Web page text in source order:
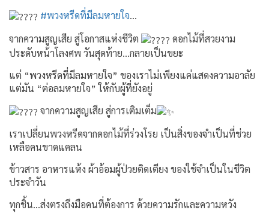
#พวงหรีดที่มีลมหายใจ…
จากความสูญเสีย สู่โอกาสแห่งชีวิต
ดอกไม้ที่สวยงาม
ประดับหน้าโลงศพ วันสุดท้าย…กลายเป็นขยะ
แต่ “พวงหรีดที่มีลมหายใจ” ของเราไม่เพียงแค่แสดงความอาลัย
แต่มัน “ต่อลมหายใจ” ให้กับผู้ที่ยังอยู่
จากความสูญเสีย สู่การเติมเต็ม
เราเปลี่ยนพวงหรีดจากดอกไม้ที่ร่วงโรย เป็นสิ่งของจำเป็นที่ช่วย
เหลือคนขาดแคลน
ข้าวสาร อาหารแห้ง ผ้าอ้อมผู้ป่วยติดเตียง ของใช้จำเป็นในชีวิต
ประจำวัน
ทุกชิ้น…ส่งตรงถึงมือคนที่ต้องการ ด้วยความรักและความหวัง